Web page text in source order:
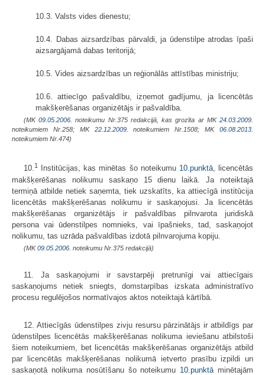
10.3. Valsts vides dienestu;
10.4. Dabas aizsardzības pārvaldi, ja ūdenstilpe atrodas īpaši
aizsargājamā dabas teritorijā;
10.5. Vides aizsardzības un reģionālās attīstības ministriju;
10.6. attiecīgo pašvaldību, izņemot gadījumu, ja licencētās
makšķerēšanas organizētājs ir pašvaldība.
(MK09.05.2006. noteikumu Nr.375 redakcijā, kas grozīta ar MK24.03.2009.
noteikumiem Nr.258; MK 22.12.2009. noteikumiem Nr.1508; MK06.08.2013.
noteikumiem Nr.474)
10.1 Institūcijas, kas minētas šo noteikumu 10.punktā, licencētās
makšķerēšanas nolikumu saskaņo 15 dienu laikā. Ja noteiktajā
termiņā atbilde netiek saņemta, tiek uzskatīts, ka attiecīgā institūcija
licencētās makšķerēšanas nolikumu ir saskaņojusi. Ja licencētās
makšķerēšanas organizētājs ir pašvaldības pilnvarota juridiskā
persona vai ūdenstilpes nomnieks, vai īpašnieks, tad, saskaņojot
nolikumu, tas uzrāda pašvaldības izdotā pilnvarojuma kopiju.
(MK09.05.2006. noteikumu Nr.375 redakcijā)
11. Ja saskaņojumi ir savstarpēji pretrunīgi vai attiecīgais
saskaņojums netiek sniegts, domstarpības izskata administratīvo
procesu regulējošos normatīvajos aktos noteiktajā kārtībā.
12. Attiecīgās ūdenstilpes zivju resursu pārzinātājs ir atbildīgs par
ūdenstilpes licencētās makšķerēšanas nolikuma ieviešanu atbilstoši
šiem noteikumiem, bet licencētās makšķerēšanas organizētājs atbild
par licencētās makšķerēšanas nolikumā ietverto prasību izpildi un
saskaņotā nolikuma nosūtīšanu šo noteikumu 10.punktā minētajām